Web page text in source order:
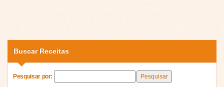
Buscar Receitas
Pesquisar por: